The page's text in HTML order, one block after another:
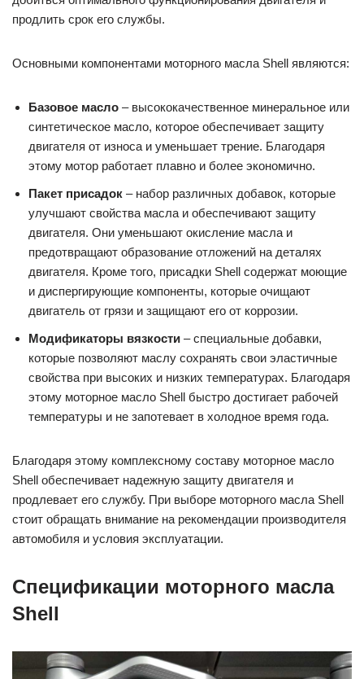
продлить срок его службы.
Основными компонентами моторного масла Shell являются:
Базовое масло – высококачественное минеральное или
синтетическое масло, которое обеспечивает защиту
двигателя от износа и уменьшает трение. Благодаря
этому мотор работает плавно и более экономично.
Пакет присадок – набор различных добавок, которые
улучшают свойства масла и обеспечивают защиту
двигателя. Они уменьшают окисление масла и
предотвращают образование отложений на деталях
двигателя. Кроме того, присадки Shell содержат моющие
и диспергирующие компоненты, которые очищают
двигатель от грязи и защищают его от коррозии.
Модификаторы вязкости – специальные добавки,
которые позволяют маслу сохранять свои эластичные
свойства при высоких и низких температурах. Благодаря
этому моторное масло Shell быстро достигает рабочей
температуры и не запотевает в холодное время года.
Благодаря этому комплексному составу моторное масло
Shell обеспечивает надежную защиту двигателя и
продлевает его службу. При выборе моторного масла Shell
стоит обращать внимание на рекомендации производителя
автомобиля и условия эксплуатации.
Спецификации моторного масла
Shell